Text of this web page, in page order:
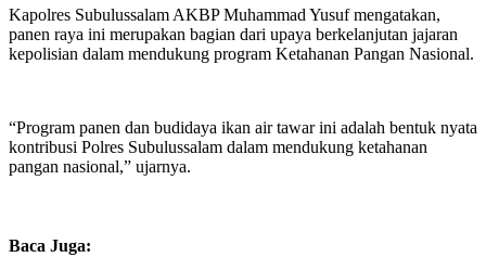
‎Kapolres Subulussalam AKBP Muhammad Yusuf mengatakan,
panen raya ini merupakan bagian dari upaya berkelanjutan jajaran
kepolisian dalam mendukung program Ketahanan Pangan Nasional.
‎“Program panen dan budidaya ikan air tawar ini adalah bentuk nyata
kontribusi Polres Subulussalam dalam mendukung ketahanan
pangan nasional,” ujarnya.
Baca Juga: